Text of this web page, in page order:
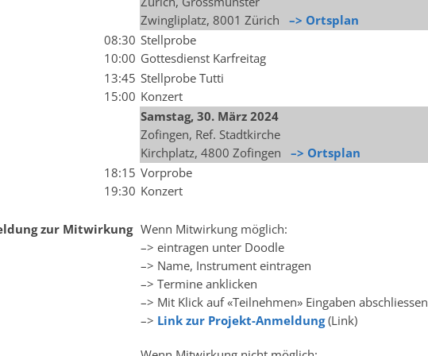
Zwingliplatz, 8001 Zürich –> Ortsplan
08:30
10:00
Stellprobe
Gottesdienst Karfreitag
13:45
15:00
Stellprobe Tutti
Konzert
Samstag, 30. März 2024
Zofingen, Ref. Stadtkirche
Kirchplatz, 4800 Zofingen –> Ortsplan
18:15
19:30
Vorprobe
Konzert
zur Mitwirkung Wenn Mitwirkung möglich:
–> eintragen unter Doodle
–> Name, Instrument eintragen
–> Termine anklicken
–> Mit Klick auf «Teilnehmen» Eingaben abschliessen
–> Link zur Projekt-Anmeldung(Link)